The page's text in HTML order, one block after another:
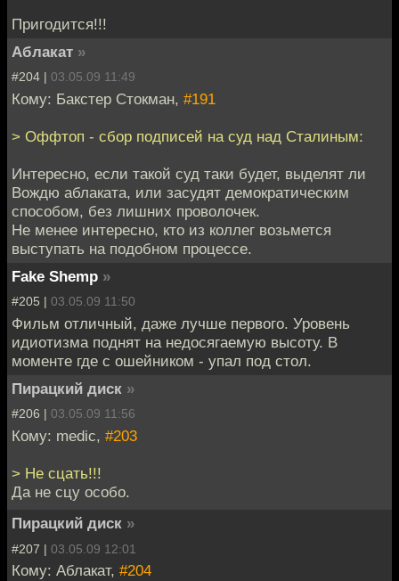
Пригодится!!!
Аблакат »
#204 | 03.05.09 11:49
Кому: Бакстер Стокман, #191
> Оффтоп - сбор подписей на суд над Сталиным:
Интересно, если такой суд таки будет, выделят ли
Вождю аблаката, или засудят демократическим
способом, без лишних проволочек.
Не менее интересно, кто из коллег возьмется
выступать на подобном процессе.
Fake Shemp »
#205 | 03.05.09 11:50
Фильм отличный, даже лучше первого. Уровень
идиотизма поднят на недосягаемую высоту. В
моменте где с ошейником - упал под стол.
Пирацкий диск »
#206 | 03.05.09 11:56
Кому: medic, #203
> Не сцать!!!
Да не сцу особо.
Пирацкий диск »
#207 | 03.05.09 12:01
Кому: Аблакат, #204